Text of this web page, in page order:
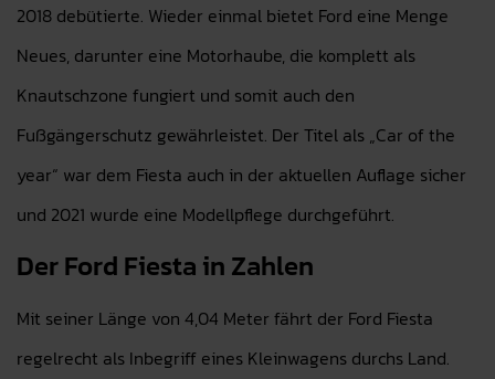
2018 debütierte. Wieder einmal bietet Ford eine Menge
Neues, darunter eine Motorhaube, die komplett als
Knautschzone fungiert und somit auch den
Fußgängerschutz gewährleistet. Der Titel als „Car of the
year“ war dem Fiesta auch in der aktuellen Auflage sicher
und 2021 wurde eine Modellpflege durchgeführt.
Der Ford Fiesta in Zahlen
Mit seiner Länge von 4,04 Meter fährt der Ford Fiesta
regelrecht als Inbegriff eines Kleinwagens durchs Land.